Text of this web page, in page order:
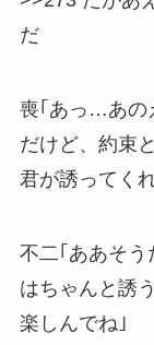
だ
喪｢あっ…あの
だけど、約束
君が誘ってく
不二｢ああそう
はちゃんと誘
楽しんでね｣